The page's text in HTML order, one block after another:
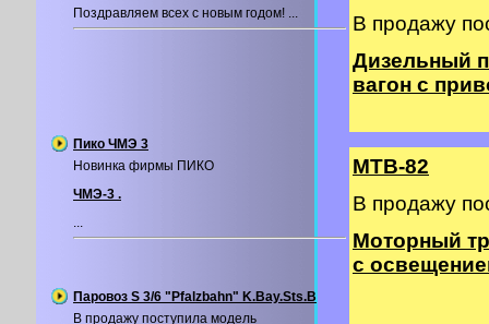
Поздравляем всех с новым годом! ...
Пико ЧМЭ 3
Новинка фирмы ПИКО
ЧМЭ-3 .
...
Паровоз S 3/6 "Pfalzbahn" K.Bay.Sts.B
В продажу поступила модель
В продажу
Дизельный
вагон с
МТВ-82
В продажу
Моторный
с